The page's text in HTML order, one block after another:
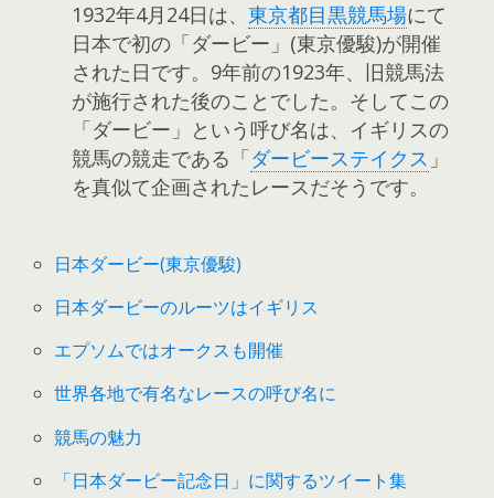
1932年4月24日は、 東京都目黒競馬場にて
日本で初の「ダービー」(東京優駿)が開催
された日です。9年前の1923年、旧競馬法
が施行された後のことでした。そしてこの
「ダービー」という呼び名は、イギリスの
競馬の競走である「ダービーステイクス 」
を真似て企画されたレースだそうです。
日本ダービー(東京優駿)
日本ダービーのルーツはイギリス
エプソムではオークスも開催
世界各地で有名なレースの呼び名に
競馬の魅力
「日本ダービー記念日」に関するツイート集